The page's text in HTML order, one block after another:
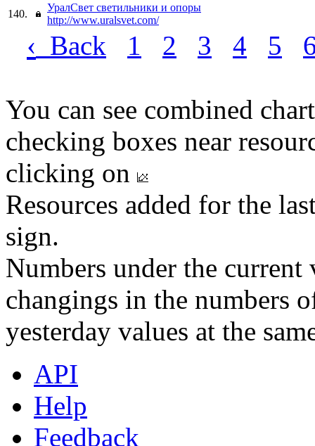
140.
УралСвет светильники и опоры
http://www.uralsvet.com/
‹ Back 1 2 3 4 5
You can see combined
checking boxes near
clicking on
Resources added for the
sign.
Numbers under the
changings in the numbers
yesterday values at the
API
Help
Feedback